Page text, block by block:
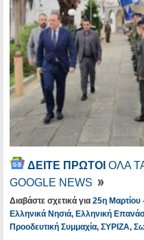
ΔΕΙΤΕ ΠΡΩΤΟΙ ΟΛΑ
GOOGLE NEWS
Διαβάστε σχετικά για 25η Μαρτίου
Ελληνικά Νησιά, Ελληνική
Προοδευτική Συμμαχία, ΣΥΡΙΖΑ,